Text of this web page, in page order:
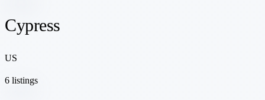
Cypress
US
6 listings